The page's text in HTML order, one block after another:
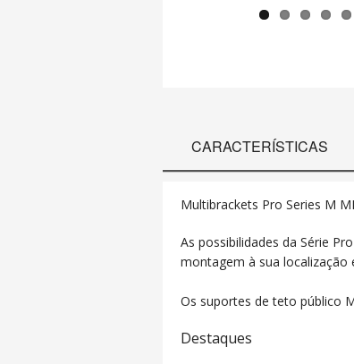
CARACTERÍSTICAS
Multibrackets Pro Series M
As possibilidades da Série
montagem à sua localização
Os suportes de teto público
Destaques